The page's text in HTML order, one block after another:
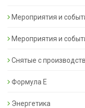
Мероприятия и
Мероприятия и
Снятые с
Формула Е
Энергетика